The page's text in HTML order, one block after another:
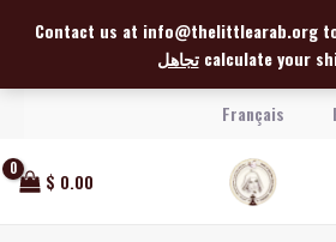
Contact us at info@thelittlearab.org
calculate your تجاهل
Français
0.00
$